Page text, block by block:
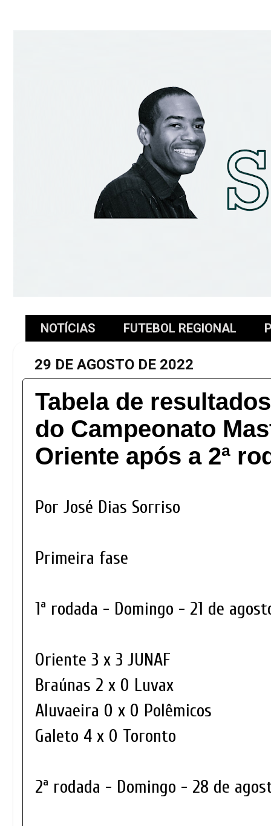
NOTÍCIAS FUTEBOL REGIONAL
29 DE AGOSTO DE 2022
Tabela de
do Campeonato
Oriente após a 2ª
Por José Dias Sorriso
Primeira fase
1ª rodada - Domingo - 21 de
Oriente 3 x 3 JUNAF
Braúnas 2 x 0 Luvax
Aluvaeira 0 x 0 Polêmicos
Galeto 4 x 0 Toronto
2ª rodada - Domingo - 28 de